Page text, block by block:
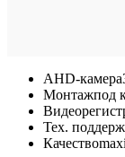
AHD-камера
Монтажпод
Тех.
Качество